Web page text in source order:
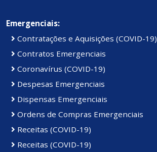
Emergenciais:
Contratações e Aquisições (COVID-19)
Contratos Emergenciais
Coronavírus (COVID-19)
Despesas Emergenciais
Dispensas Emergenciais
Ordens de Compras Emergenciais
Receitas (COVID-19)
Receitas (COVID-19)